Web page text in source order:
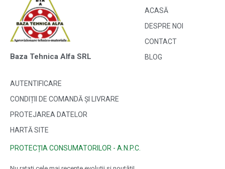
Baza Tehnica Alfa SRL
ACASĂ
DESPRE NOI
CONTACT
BLOG
AUTENTIFICARE
CONDIȚII DE COMANDĂ ȘI LIVRARE
PROTEJAREA DATELOR
HARTĂ SITE
PROTECȚIA CONSUMATORILOR - A.N.P.C.